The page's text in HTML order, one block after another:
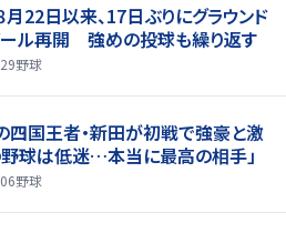
22日以来、17日ぶりにグラウンド
ール再開 強めの投球も繰り返す
野球
四国王者・新田が初戦で強豪と激
球は低迷…本当に最高の相手」
野球